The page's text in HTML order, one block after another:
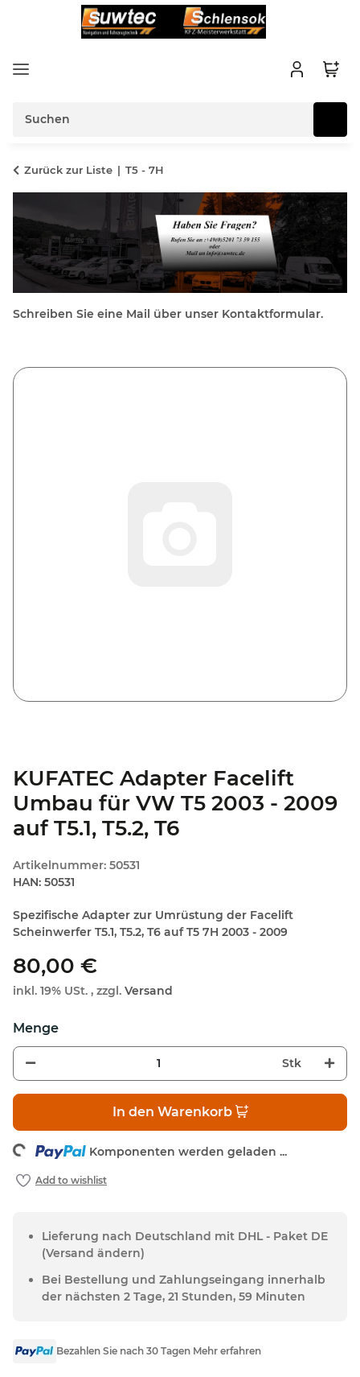
Zurück zur Liste T5 - 7H
Schreiben Sie eine Mail über unser Kontaktformular.
KUFATEC Adapter Facelift
Umbau für VW T5 2003 - 2009
auf T5.1, T5.2, T6
Artikelnummer: 50531
HAN: 50531
Spezifische Adapter zur Umrüstung der Facelift
Scheinwerfer T5.1, T5.2, T6 auf T5 7H 2003 - 2009
80,00 €
inkl. 19% USt. , zzgl. Versand
Stk
In den Warenkorb
Komponenten werden geladen ...
Lieferung nach Deutschland mit DHL - Paket DE
(Versand ändern)
Bei Bestellung und Zahlungseingang innerhalb
der nächsten 2 Tage, 21 Stunden, 59 Minuten
Bezahlen Sie nach 30 Tagen Mehr erfahren